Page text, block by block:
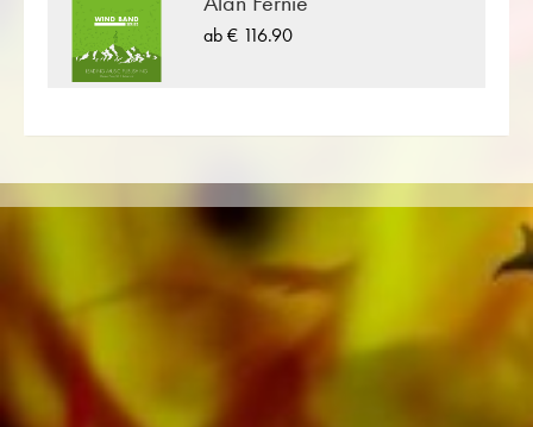
und Arrangeure für das Schweizer
Musikverlagshaus tätig. Neben Noten für
Blasorchester finden Sie im Onlineshop auch
Band, Blasorchester, Jugendblasorchester,
Schulmaterial. Auf den Tonträgern von
Obrasso Records wurde ein grosser Teil der
verlagseigenen Literatur von Top Brass Bands
wie der Black Dyke Band, Cory Band,
Brighouse & Rastrick Band oder der
Oberaargauer Brass Band eingespielt.
Sämtliche Tonträger sind auch digital auf den
ab € 116.90